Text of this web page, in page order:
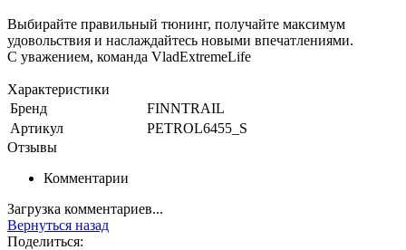
Выбирайте правильный тюнинг, получайте максимум
удовольствия и наслаждайтесь новыми впечатлениями.
С уважением, команда VladExtremeLife
Характеристики
Бренд
FINNTRAIL
Артикул
PETROL6455_S
Отзывы
Комментарии
Загрузка комментариев...
Вернуться назад
Поделиться: